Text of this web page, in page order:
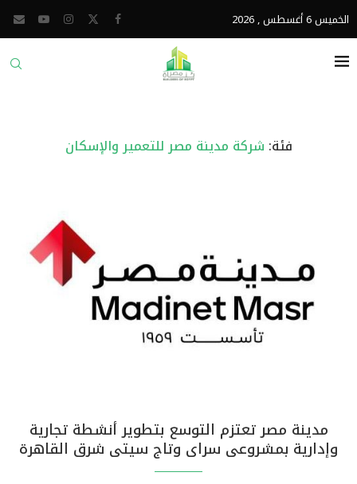
الخميس 6 أغسطس , 2026
فئة: شركة مدينة مصر للتعمير والإسكان
مدينة مصر تعتزم التوسع بتطوير أنشطة تجارية
وإدارية بمشروعى سراى وتاج سيتى شرق القاهرة